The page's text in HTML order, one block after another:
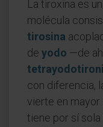
La tiroxina es
molécula
tirosina
de yodo —de
con diferencia,
vierte en mayor
tiene por sí